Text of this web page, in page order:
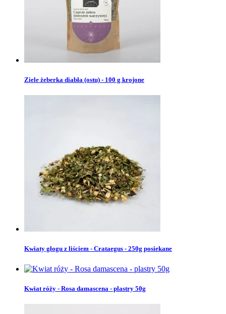
Ziele żeberka diabła (ostu) - 100 g krojone
Kwiaty głogu z liściem - Crataegus - 250g posiekane
Kwiat róży - Rosa damascena - plastry 50g